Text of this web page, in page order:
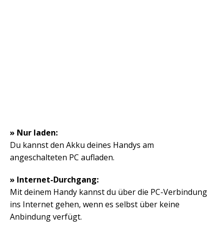
» Nur laden:
Du kannst den Akku deines Handys am
angeschalteten PC aufladen.
» Internet-Durchgang:
Mit deinem Handy kannst du über die PC-Verbindung
ins Internet gehen, wenn es selbst über keine
Anbindung verfügt.